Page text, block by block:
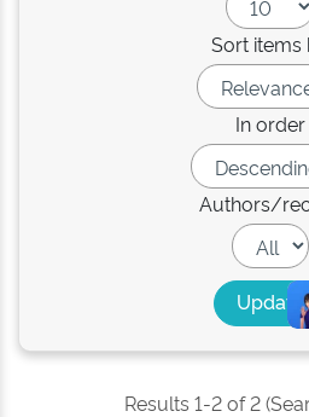
Sort items
In order
Authors/
Results 1-2 of 2